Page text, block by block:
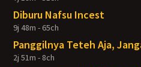
Diburu Nafsu Incest
9j 48m - 65ch
Panggilnya Teteh Aja,
2j 51m - 8ch